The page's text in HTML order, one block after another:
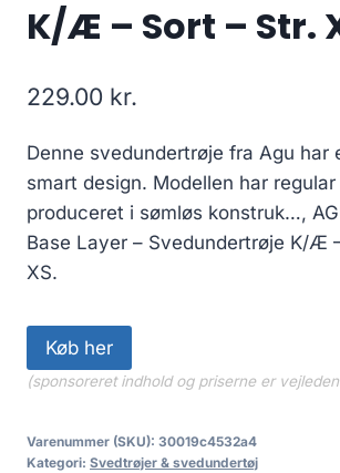
K/Æ – Sort – Str.
229.00 kr.
Denne svedundertrøje fra Agu
smart design. Modellen har
produceret i sømløs konstruk…,
Base Layer – Svedundertrøje K/Æ
XS.
Køb her
(sponsoreret indhold og priserne er
Varenummer (SKU): 30019c4532a4
Kategori: Svedtrøjer & svedundertøj